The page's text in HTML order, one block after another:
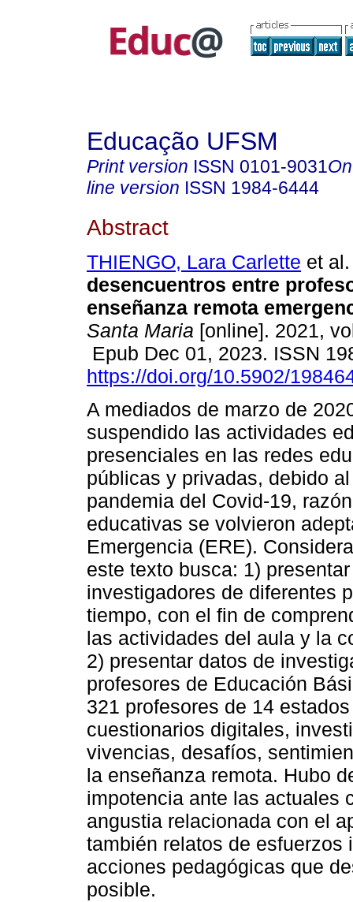
Educação UFSM
Print version ISSN 0101-9031
line version ISSN 1984-6444
Abstract
THIENGO, Lara Carlette et al.
desencuentros entre
enseñanza remota
Santa Maria [online]. 2021,
Epub Dec 01, 2023. ISSN
https://doi.org/10.5902/
A mediados de marzo de
suspendido las actividades
presenciales en las redes
públicas y privadas, debido
pandemia del Covid-19,
educativas se volvieron
Emergencia (ERE).
este texto busca: 1)
investigadores de diferentes
tiempo, con el fin de
las actividades del aula y la
2) presentar datos de
profesores de Educación
321 profesores de 14
cuestionarios digitales,
vivencias, desafíos,
la enseñanza remota. Hubo
impotencia ante las actuales
angustia relacionada con el
también relatos de
acciones pedagógicas que
posible.